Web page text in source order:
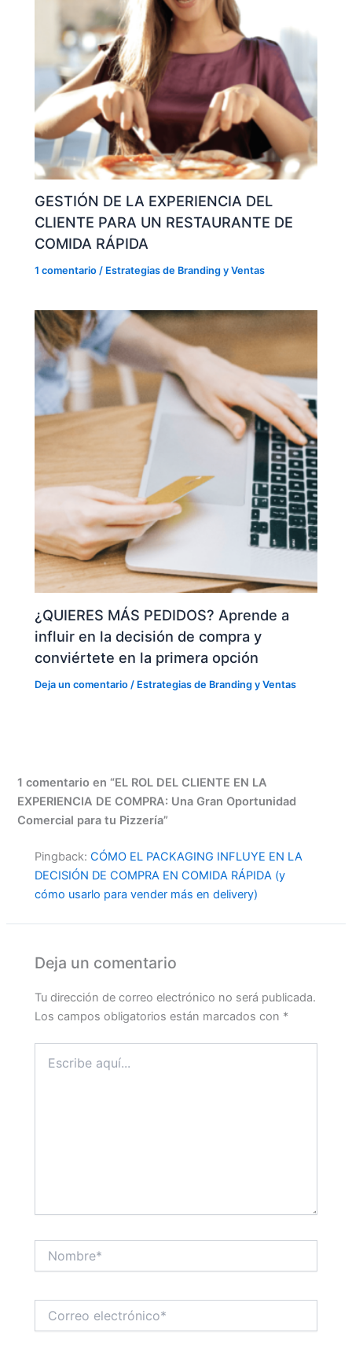
GESTIÓN DE LA EXPERIENCIA DEL
CLIENTE PARA UN RESTAURANTE DE
COMIDA RÁPIDA
1 comentario / Estrategias de Branding y Ventas
¿QUIERES MÁS PEDIDOS? Aprende a
influir en la decisión de compra y
conviértete en la primera opción
Deja un comentario / Estrategias de Branding y Ventas
1 comentario en “EL ROL DEL CLIENTE EN LA
EXPERIENCIA DE COMPRA: Una Gran Oportunidad
Comercial para tu Pizzería”
Pingback:CÓMO EL PACKAGING INFLUYE EN LA
DECISIÓN DE COMPRA EN COMIDA RÁPIDA (y
cómo usarlo para vender más en delivery)
Deja un comentario
Tu dirección de correo electrónico no será publicada.
Los campos obligatorios están marcados con *
aquí...
electrónico*